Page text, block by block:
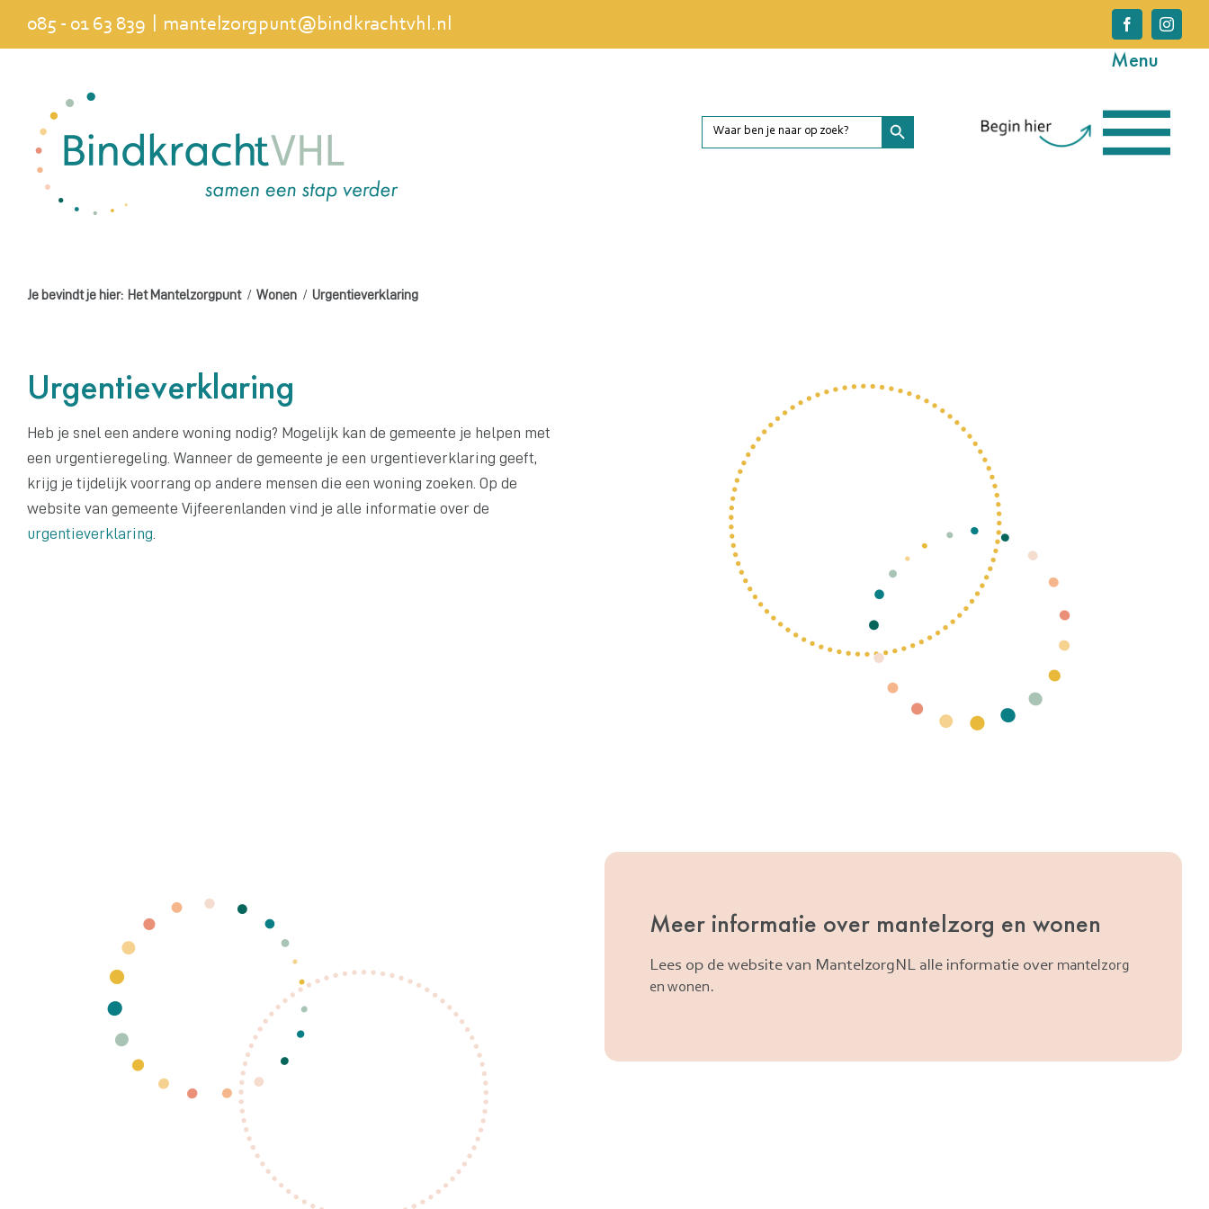
085 - 01 63 839 mantelzorgpunt@bindkrachtvhl.nl Facebook
Zoek
naar:
Zoekknop
Menu
Je bevindt je hier: Het Mantelzorgpunt Wonen Urgentieverklaring
Urgentieverklaring
Heb je snel een andere woning nodig? Mogelijk kan de gemeente je helpen met
een urgentieregeling. Wanneer de gemeente je een urgentieverklaring geeft,
krijg je tijdelijk voorrang op andere mensen die een woning zoeken. Op de
website van gemeente Vijfeerenlanden vind je alle informatie over de
urgentieverklaring
Meer informatie over mantelzorg en wonen
Lees op de website van MantelzorgNL alle informatie over mantelzorg
en wonen.